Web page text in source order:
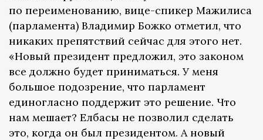
по переименованию, вице-спикер Мажилиса
(парламента) Владимир Божко отметил, что
никаких препятствий сейчас для этого нет.
«Новый президент предложил, это законом
все должно будет приниматься. У меня
большое подозрение, что парламент
единогласно поддержит это решение. Что
нам мешает? Елбасы не позволил сделать
это, когда он был президентом. А новый